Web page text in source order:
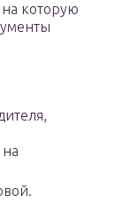
которую